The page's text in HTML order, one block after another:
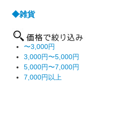
◆雑貨
〜3,000円
3,000円〜5,000円
5,000円〜7,000円
7,000円以上